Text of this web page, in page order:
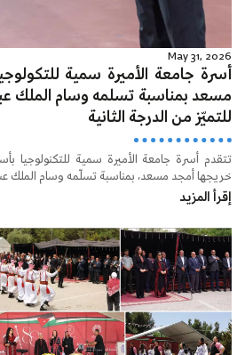
May 31, 2026
أسرة جامعة الأميرة سمية
مسعد بمناسبة تسلمه وسام الملك
للتميّز من الدرجة الثانية
تتقدم أسرة جامعة الأميرة سمية للتكنولوجيا
خريجها أمجد مسعد، بمناسبة تسلّمه وسام الملك
إقرأ المزيد